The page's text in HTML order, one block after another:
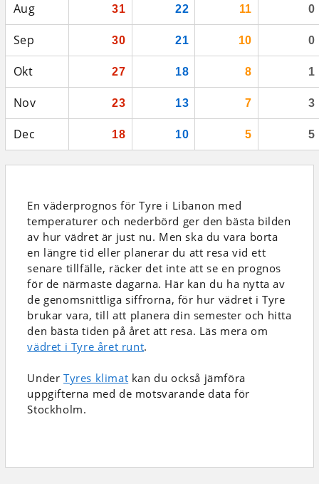
Aug 31 22 11 0
Sep 30 21 10 0
Okt 27 18 8 1
Nov 23 13 7 3
Dec 18 10 5 5
En väderprognos för Tyre i Libanon med
temperaturer och nederbörd ger den bästa bilden
av hur vädret är just nu. Men ska du vara borta
en längre tid eller planerar du att resa vid ett
senare tillfälle, räcker det inte att se en prognos
för de närmaste dagarna. Här kan du ha nytta av
de genomsnittliga siffrorna, för hur vädret i Tyre
brukar vara, till att planera din semester och hitta
den bästa tiden på året att resa. Läs mera om
vädret i Tyre året runt.
Under Tyres klimat kan du också jämföra
uppgifterna med de motsvarande data för
Stockholm.